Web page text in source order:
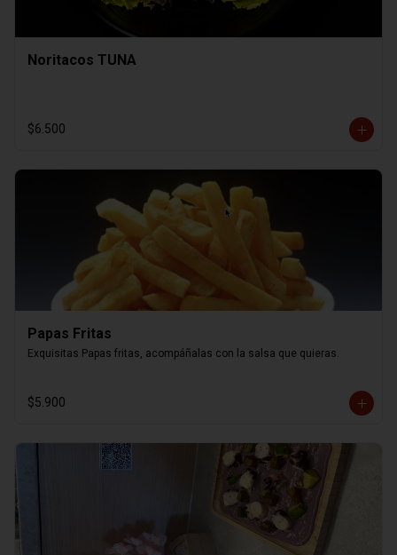
Noritacos TUNA
$6.500
Papas Fritas
Exquisitas Papas fritas, acompáñalas con la salsa que quieras.
$5.900